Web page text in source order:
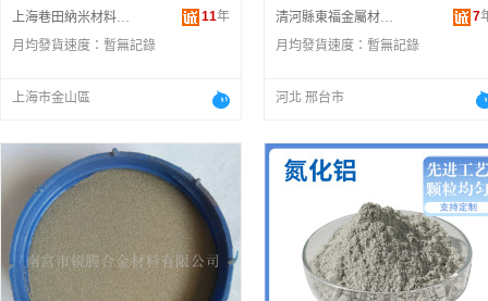
上海巷田納米材料有限公司
11年
月均發貨速度： 暫無記錄
上海市金山區
清河縣東福金屬材料有限公司
7
月均發貨速度： 暫無記錄
河北 邢台市